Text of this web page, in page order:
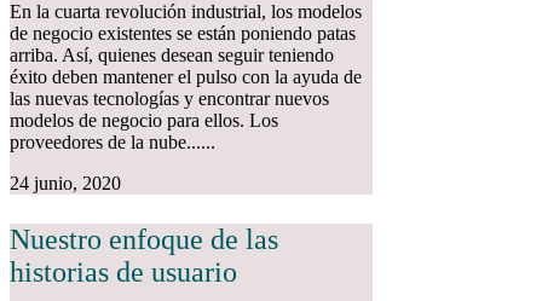
En la cuarta revolución industrial, los modelos
de negocio existentes se están poniendo patas
arriba. Así, quienes desean seguir teniendo
éxito deben mantener el pulso con la ayuda de
las nuevas tecnologías y encontrar nuevos
modelos de negocio para ellos. Los
proveedores de la nube......
24 junio, 2020
Nuestro enfoque de las
historias de usuario